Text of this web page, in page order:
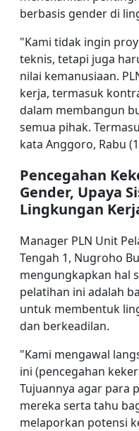
berbasis gender di
"Kami tidak ingin
teknis, tetapi juga
nilai kemanusiaan.
kerja, termasuk
dalam membangun
semua pihak.
kata Anggoro, Rabu
Pencegahan
Gender, Upaya
Lingkungan
Manager PLN Unit
Tengah 1, Nugroho
mengungkapkan hal
pelatihan ini adalah
untuk membentuk
dan berkeadilan.
"Kami mengawal
ini (pencegahan
Tujuannya agar para
mereka serta tahu
melaporkan potensi